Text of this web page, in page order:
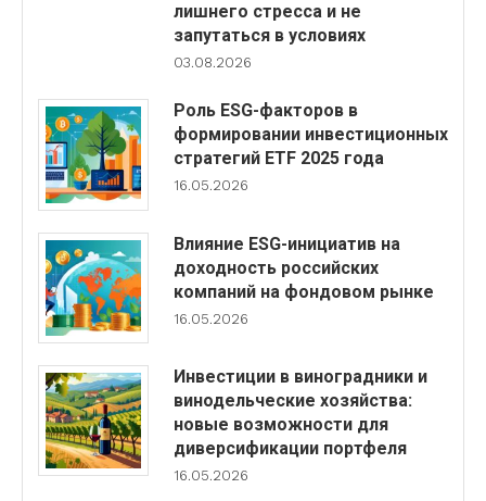
лишнего стресса и не
запутаться в условиях
03.08.2026
Роль ESG-факторов в
формировании инвестиционных
стратегий ETF 2025 года
16.05.2026
Влияние ESG-инициатив на
доходность российских
компаний на фондовом рынке
16.05.2026
Инвестиции в виноградники и
винодельческие хозяйства:
новые возможности для
диверсификации портфеля
16.05.2026